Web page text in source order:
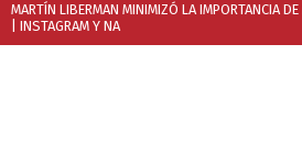
MARTÍN LIBERMAN MINIMIZÓ LA IMPORTANCIA
| INSTAGRAM Y NA